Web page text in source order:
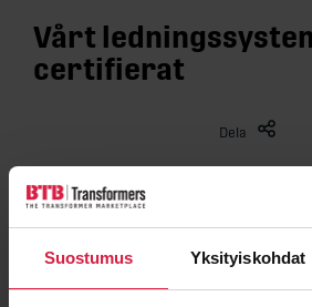
Suostumus Yksityiskohdat
Vårt
certifierat
Dela
Bureau Veritas har 15.4.2021 utfärdat
ledningssystem inom följande